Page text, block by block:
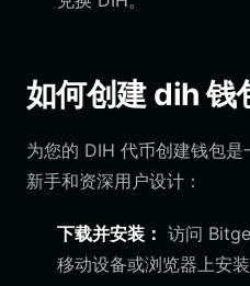
如何创建 dih 钱
为您的 DIH 代币创建钱包
新手和资深用户设计：
下载并安装： 访问
移动设备或浏览器上安装